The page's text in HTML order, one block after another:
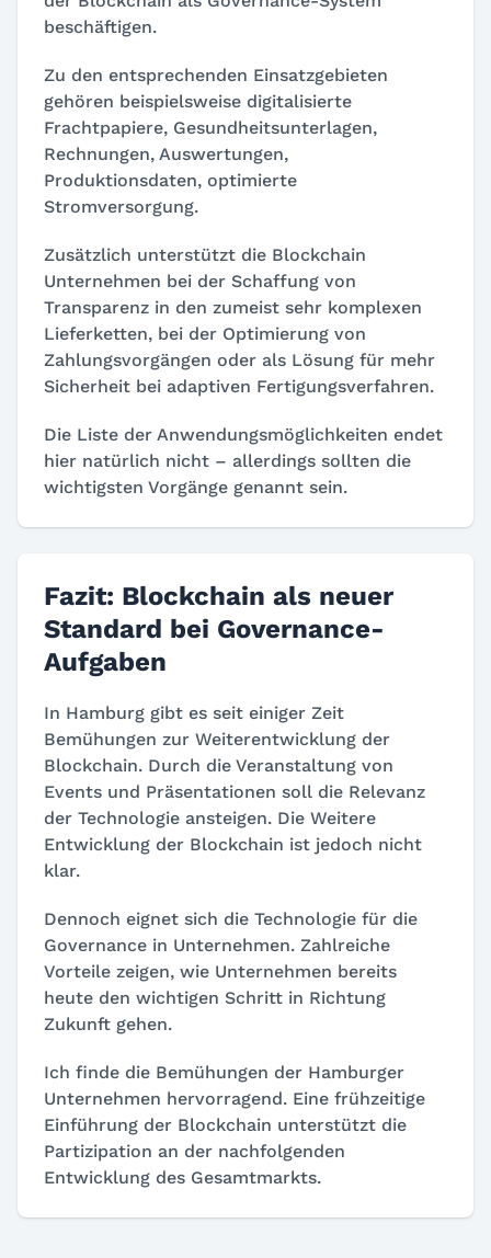
beschäftigen.
Zu den entsprechenden Einsatzgebieten
gehören beispielsweise digitalisierte
Frachtpapiere, Gesundheitsunterlagen,
Rechnungen, Auswertungen,
Produktionsdaten, optimierte
Stromversorgung.
Zusätzlich unterstützt die Blockchain
Unternehmen bei der Schaffung von
Transparenz in den zumeist sehr komplexen
Lieferketten, bei der Optimierung von
Zahlungsvorgängen oder als Lösung für mehr
Sicherheit bei adaptiven Fertigungsverfahren.
Die Liste der Anwendungsmöglichkeiten endet
hier natürlich nicht – allerdings sollten die
wichtigsten Vorgänge genannt sein.
Fazit: Blockchain als neuer
Standard bei Governance-
Aufgaben
In Hamburg gibt es seit einiger Zeit
Bemühungen zur Weiterentwicklung der
Blockchain. Durch die Veranstaltung von
Events und Präsentationen soll die Relevanz
der Technologie ansteigen. Die Weitere
Entwicklung der Blockchain ist jedoch nicht
klar.
Dennoch eignet sich die Technologie für die
Governance in Unternehmen. Zahlreiche
Vorteile zeigen, wie Unternehmen bereits
heute den wichtigen Schritt in Richtung
Zukunft gehen.
Ich finde die Bemühungen der Hamburger
Unternehmen hervorragend. Eine frühzeitige
Einführung der Blockchain unterstützt die
Partizipation an der nachfolgenden
Entwicklung des Gesamtmarkts.